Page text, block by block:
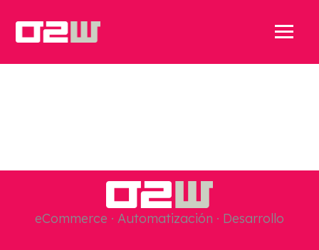
eCommerce · Automatización · Desarrollo